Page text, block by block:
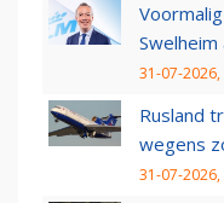
Swelheim
31-07-2026,
Rusland
wegens
31-07-2026,